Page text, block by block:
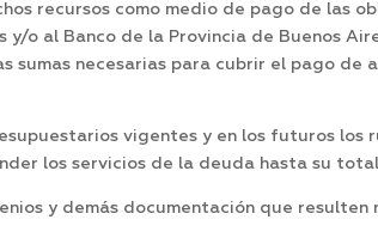
recursos como medio de pago de las
o al Banco de la Provincia de Buenos
sumas necesarias para cubrir el pago de
vigentes y en los futuros los
los servicios de la deuda hasta su
y demás documentación que resulten